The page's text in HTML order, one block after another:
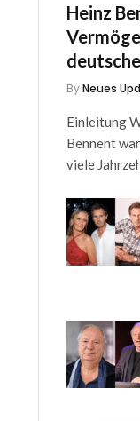
Heinz
ByNeues
Einleitung
Bennent
viele